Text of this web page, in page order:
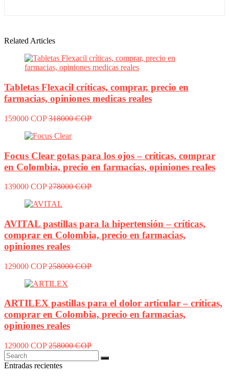
Related Articles
Tabletas Flexacil críticas, comprar, precio en
farmacias, opiniones medicas reales
159000 COP 318000 COP
Focus Clear gotas para los ojos – críticas, comprar
en Colombia, precio en farmacias, opiniones reales
139000 COP 278000 COP
AVITAL pastillas para la hipertensión – críticas,
comprar en Colombia, precio en farmacias,
opiniones reales
129000 COP 258000 COP
ARTILEX pastillas para el dolor articular – críticas,
comprar en Colombia, precio en farmacias,
opiniones reales
129000 COP 258000 COP
Entradas recientes